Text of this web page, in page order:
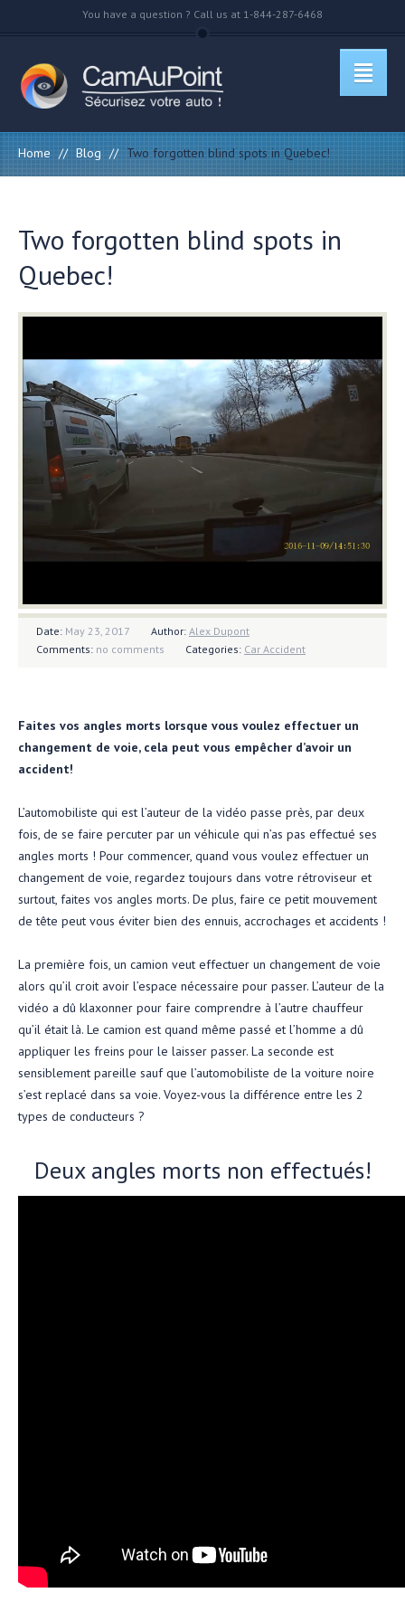
You have a question ? Call us at 1-844-287-6468
Home // Blog // Two forgotten blind spots in Quebec!
Two forgotten blind spots in
Quebec!
Date: May 23, 2017 Author: Alex Dupont
Comments: no comments Categories: Car Accident
Faites vos angles morts lorsque vous voulez effectuer un
changement de voie, cela peut vous empêcher d’avoir un
accident!
L’automobiliste qui est l’auteur de la vidéo passe près, par deux
fois, de se faire percuter par un véhicule qui n’as pas effectué ses
angles morts ! Pour commencer, quand vous voulez effectuer un
changement de voie, regardez toujours dans votre rétroviseur et
surtout, faites vos angles morts. De plus, faire ce petit mouvement
de tête peut vous éviter bien des ennuis, accrochages et accidents !
La première fois, un camion veut effectuer un changement de voie
alors qu’il croit avoir l’espace nécessaire pour passer. L’auteur de la
vidéo a dû klaxonner pour faire comprendre à l’autre chauffeur
qu’il était là. Le camion est quand même passé et l’homme a dû
appliquer les freins pour le laisser passer. La seconde est
sensiblement pareille sauf que l’automobiliste de la voiture noire
s’est replacé dans sa voie. Voyez-vous la différence entre les 2
types de conducteurs ?
Deux angles morts non effectués!